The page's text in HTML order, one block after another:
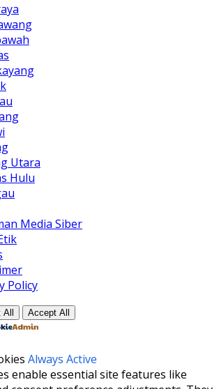
Utara
Hulu
Media Siber
Policy
Accept All
Always Active
enable essential site features like